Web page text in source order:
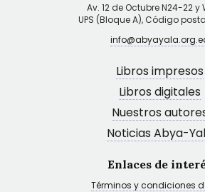
Av. 12 de Octubre N24-22 y
UPS (Bloque A), Código
Libros impresos
Libros digitales
Nuestros
Noticias Abya-
Enlaces de
Términos y condiciones